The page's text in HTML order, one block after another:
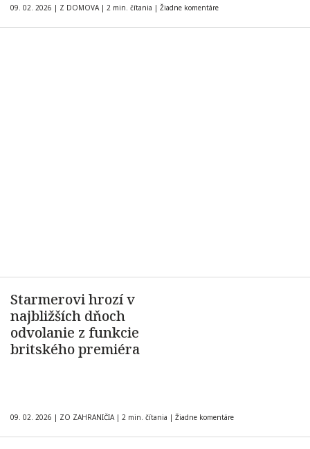
09. 02. 2026 | Z DOMOVA | 2 min. čítania | Žiadne komentáre
Starmerovi hrozí v
najbližších dňoch
odvolanie z funkcie
britského premiéra
09. 02. 2026 | ZO ZAHRANIČIA | 2 min. čítania | Žiadne komentáre